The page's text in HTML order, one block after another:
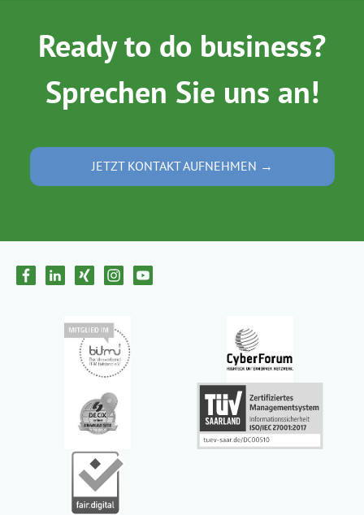
Ready to do business?
Sprechen Sie uns an!
JETZT KONTAKT AUFNEHMEN →